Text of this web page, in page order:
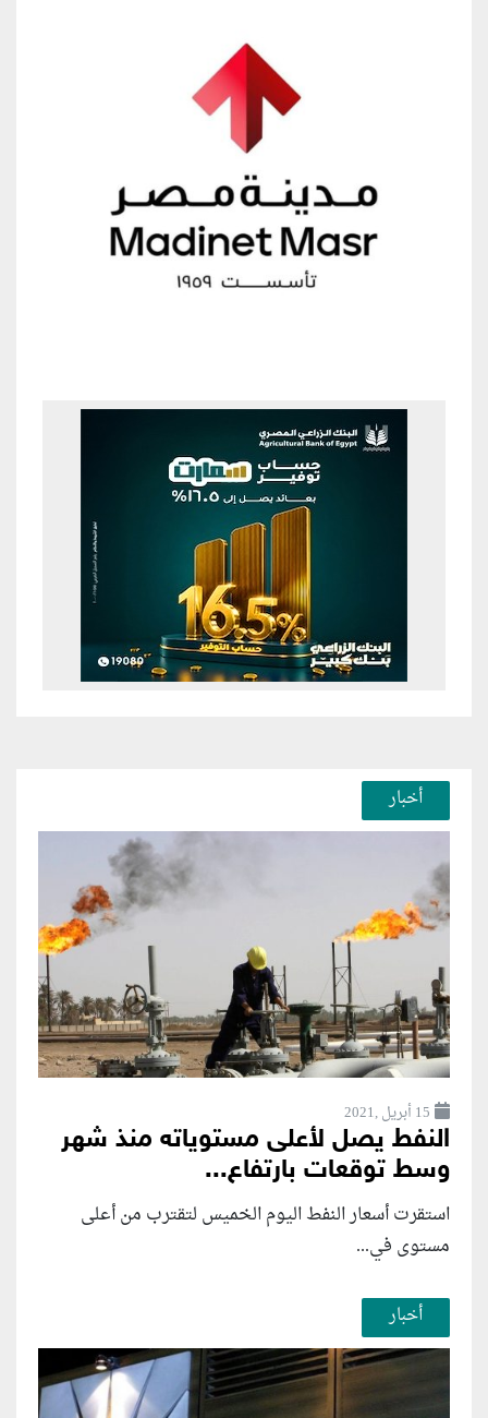
أخبار
15 أبريل ,2021
النفط يصل لأعلى مستوياته منذ شهر
وسط توقعات بارتفاع...
استقرت أسعار النفط اليوم الخميس لتقترب من أعلى
مستوى في...
أخبار